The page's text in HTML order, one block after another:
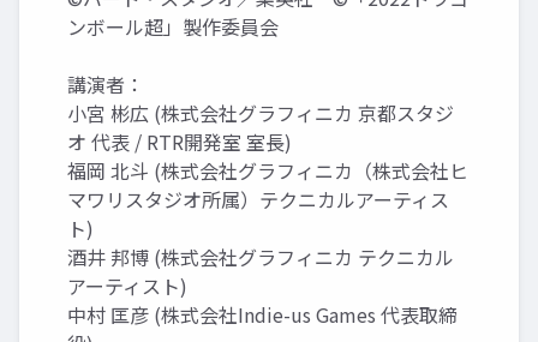
ンボール超」製作委員会
講演者：
小宮 彬広 (株式会社グラフィニカ 京都スタジ
オ 代表 / RTR開発室 室長)
福岡 北斗 (株式会社グラフィニカ（株式会社ヒ
マワリスタジオ所属）テクニカルアーティス
ト)
酒井 邦博 (株式会社グラフィニカ テクニカル
アーティスト)
中村 匡彦 (株式会社Indie-us Games 代表取締